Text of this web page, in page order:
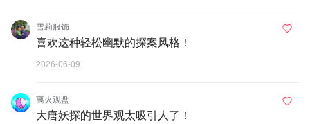
雪莉服饰
喜欢这种轻松幽默的探案风格！
2026-06-09
离火观盘
大唐妖探的世界观太吸引人了！